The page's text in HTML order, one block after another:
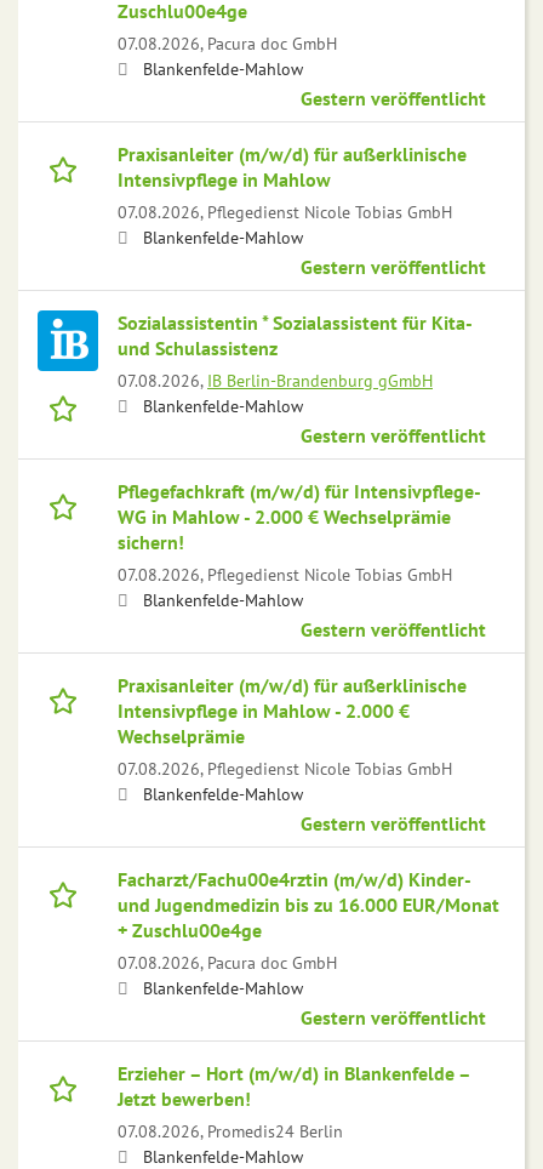
Zuschlu00e4ge
07.08.2026, Pacura doc GmbH
Blankenfelde-Mahlow
Gestern veröffentlicht
Praxisanleiter (m/w/d) für außerklinische
Intensivpflege in Mahlow
07.08.2026, Pflegedienst Nicole Tobias GmbH
Blankenfelde-Mahlow
Gestern veröffentlicht
Sozialassistentin * Sozialassistent für Kita-
und Schulassistenz
07.08.2026, IB Berlin-Brandenburg gGmbH
Blankenfelde-Mahlow
Gestern veröffentlicht
Pflegefachkraft (m/w/d) für Intensivpflege-
WG in Mahlow - 2.000 € Wechselprämie
sichern!
07.08.2026, Pflegedienst Nicole Tobias GmbH
Blankenfelde-Mahlow
Gestern veröffentlicht
Praxisanleiter (m/w/d) für außerklinische
Intensivpflege in Mahlow - 2.000 €
Wechselprämie
07.08.2026, Pflegedienst Nicole Tobias GmbH
Blankenfelde-Mahlow
Gestern veröffentlicht
Facharzt/Fachu00e4rztin (m/w/d) Kinder-
und Jugendmedizin bis zu 16.000 EUR/Monat
+ Zuschlu00e4ge
07.08.2026, Pacura doc GmbH
Blankenfelde-Mahlow
Gestern veröffentlicht
Erzieher – Hort (m/w/d) in Blankenfelde –
Jetzt bewerben!
07.08.2026, Promedis24 Berlin
Blankenfelde-Mahlow